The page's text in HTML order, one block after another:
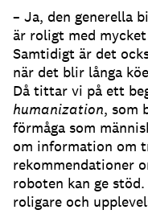
– Ja, den generella
är roligt med
Samtidigt är det
när det blir långa
Då tittar vi på ett
humanization, som
förmåga som
om information om
rekommendationer
roboten kan ge
roligare och